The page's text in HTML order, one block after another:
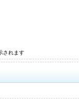
されます